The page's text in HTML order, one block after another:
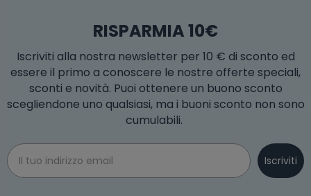
RISPARMIA 10€
Iscriviti alla nostra newsletter per 10 € di sconto ed
essere il primo a conoscere le nostre offerte speciali,
sconti e novità. Puoi ottenere un buono sconto
scegliendone uno qualsiasi, ma i buoni sconto non sono
cumulabili.
Email
Iscriviti